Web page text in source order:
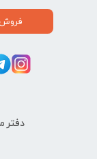
فروش
دفتر